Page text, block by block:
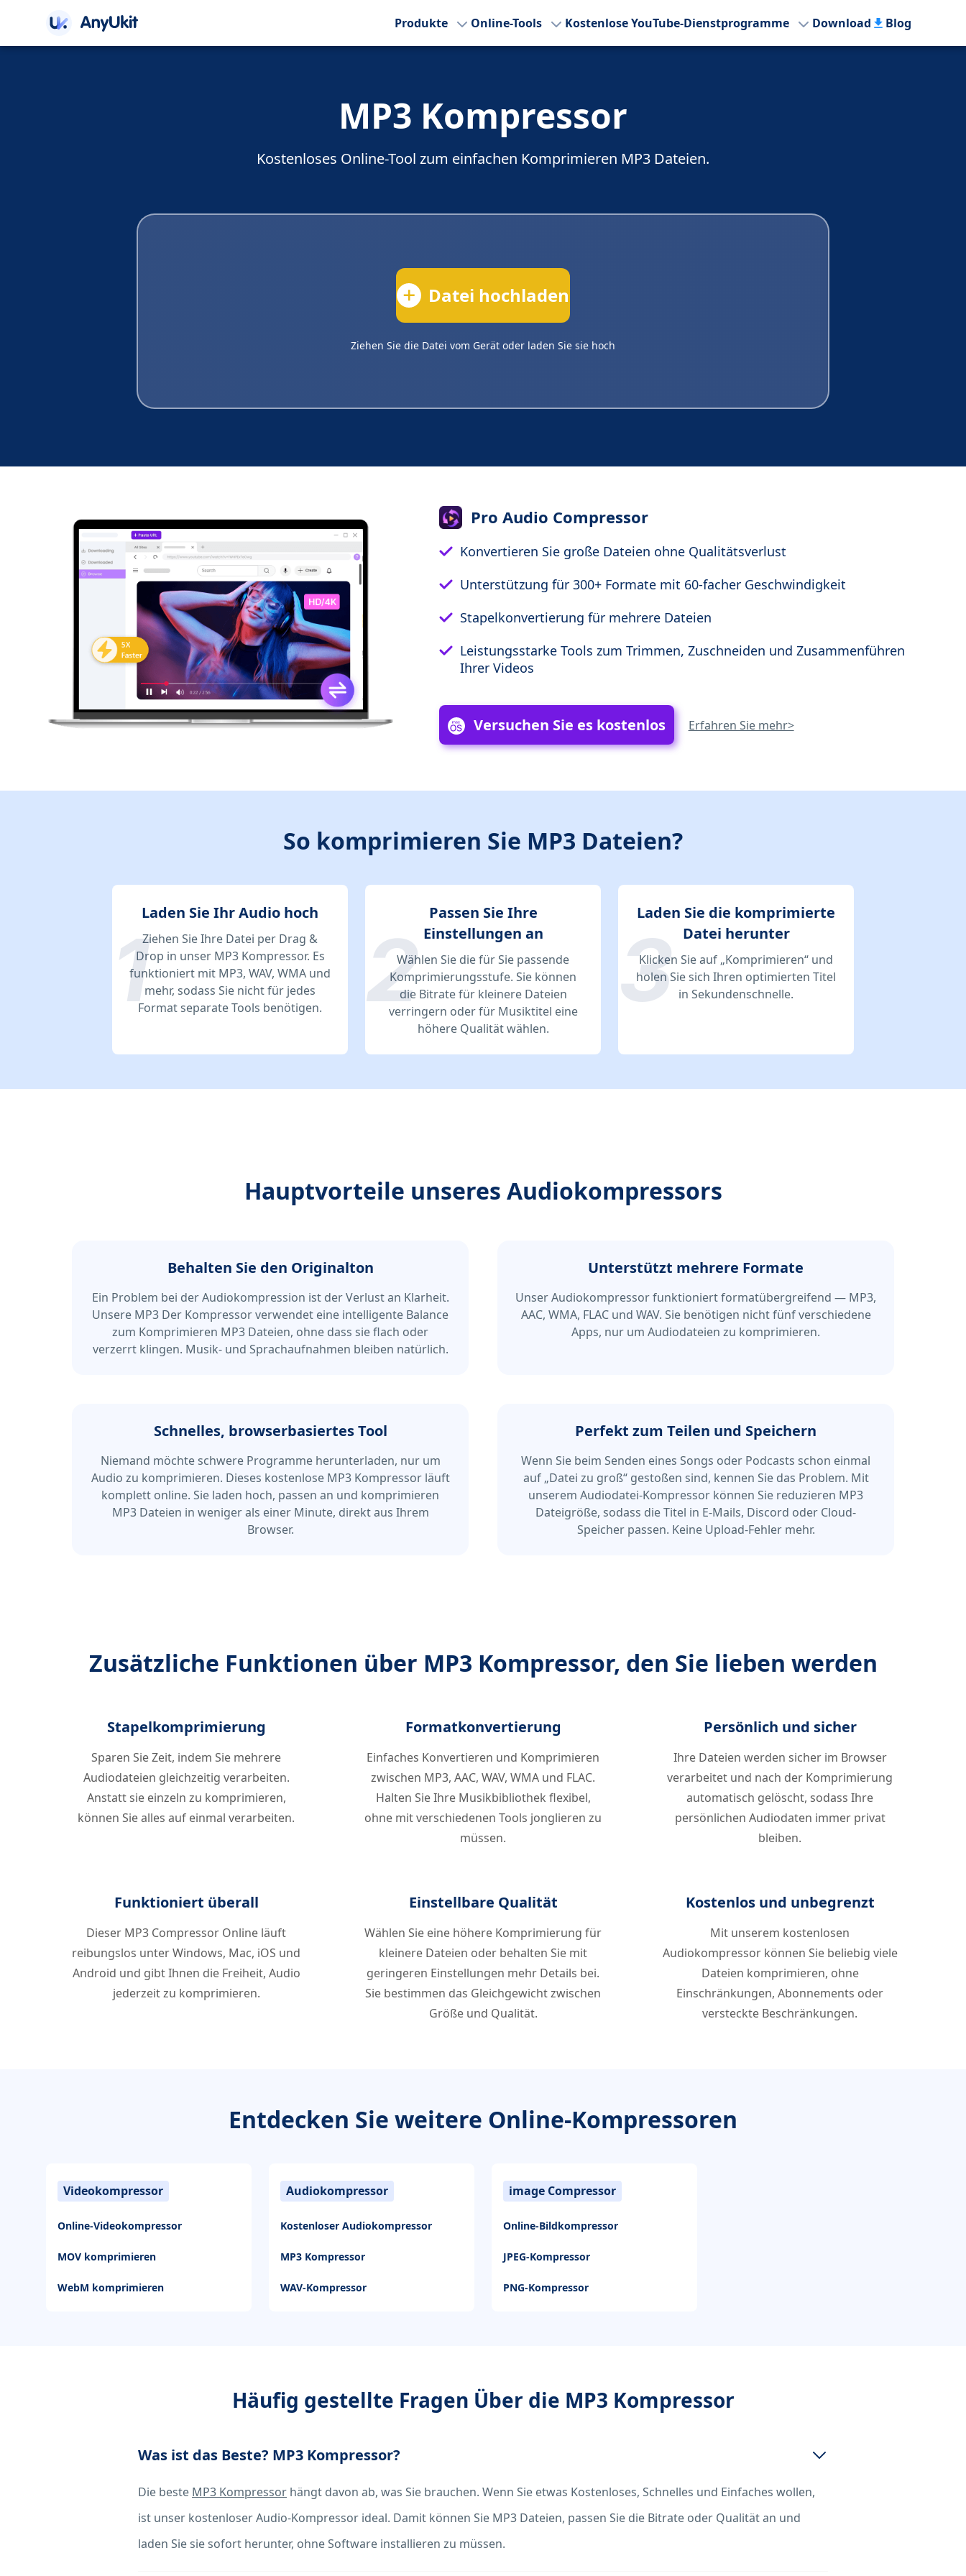
Produkte Online-Tools Kostenlose YouTube-Dienstprogramme Download Blog
MP3 Kompressor
Kostenloses Online-Tool zum einfachen Komprimieren MP3 Dateien.
Datei hochladen
Ziehen Sie die Datei vom Gerät oder laden Sie sie hoch
Pro Audio Compressor
Konvertieren Sie große Dateien ohne Qualitätsverlust
Unterstützung für 300+ Formate mit 60-facher Geschwindigkeit
Stapelkonvertierung für mehrere Dateien
Leistungsstarke Tools zum Trimmen, Zuschneiden und Zusammenführen
Ihrer Videos
Versuchen Sie es kostenlos Erfahren Sie mehr>
So komprimieren Sie MP3 Dateien?
Laden Sie Ihr Audio hoch
Ziehen Sie Ihre Datei per Drag &
Drop in unser MP3 Kompressor. Es
funktioniert mit MP3, WAV, WMA und
mehr, sodass Sie nicht für jedes
Format separate Tools benötigen.
Passen Sie Ihre
Einstellungen an
Wählen Sie die für Sie passende
Komprimierungsstufe. Sie können
die Bitrate für kleinere Dateien
verringern oder für Musiktitel eine
höhere Qualität wählen.
Laden Sie die komprimierte
Datei herunter
Klicken Sie auf „Komprimieren“ und
holen Sie sich Ihren optimierten Titel
in Sekundenschnelle.
Hauptvorteile unseres Audiokompressors
Behalten Sie den Originalton
Ein Problem bei der Audiokompression ist der Verlust an Klarheit.
Unsere MP3 Der Kompressor verwendet eine intelligente Balance
zum Komprimieren MP3 Dateien, ohne dass sie flach oder
verzerrt klingen. Musik- und Sprachaufnahmen bleiben natürlich.
Unterstützt mehrere Formate
Unser Audiokompressor funktioniert formatübergreifend — MP3,
AAC, WMA, FLAC und WAV. Sie benötigen nicht fünf verschiedene
Apps, nur um Audiodateien zu komprimieren.
Schnelles, browserbasiertes Tool
Niemand möchte schwere Programme herunterladen, nur um
Audio zu komprimieren. Dieses kostenlose MP3 Kompressor läuft
komplett online. Sie laden hoch, passen an und komprimieren
MP3 Dateien in weniger als einer Minute, direkt aus Ihrem
Browser.
Perfekt zum Teilen und Speichern
Wenn Sie beim Senden eines Songs oder Podcasts schon einmal
auf „Datei zu groß“ gestoßen sind, kennen Sie das Problem. Mit
unserem Audiodatei-Kompressor können Sie reduzieren MP3
Dateigröße, sodass die Titel in E-Mails, Discord oder Cloud-
Speicher passen. Keine Upload-Fehler mehr.
Zusätzliche Funktionen über MP3 Kompressor, den Sie lieben werden
Stapelkomprimierung
Sparen Sie Zeit, indem Sie mehrere
Audiodateien gleichzeitig verarbeiten.
Anstatt sie einzeln zu komprimieren,
können Sie alles auf einmal verarbeiten.
Formatkonvertierung
Einfaches Konvertieren und Komprimieren
zwischen MP3, AAC, WAV, WMA und FLAC.
Halten Sie Ihre Musikbibliothek flexibel,
ohne mit verschiedenen Tools jonglieren zu
müssen.
Persönlich und sicher
Ihre Dateien werden sicher im Browser
verarbeitet und nach der Komprimierung
automatisch gelöscht, sodass Ihre
persönlichen Audiodaten immer privat
bleiben.
Funktioniert überall
Dieser MP3 Compressor Online läuft
reibungslos unter Windows, Mac, iOS und
Android und gibt Ihnen die Freiheit, Audio
jederzeit zu komprimieren.
Einstellbare Qualität
Wählen Sie eine höhere Komprimierung für
kleinere Dateien oder behalten Sie mit
geringeren Einstellungen mehr Details bei.
Sie bestimmen das Gleichgewicht zwischen
Größe und Qualität.
Kostenlos und unbegrenzt
Mit unserem kostenlosen
Audiokompressor können Sie beliebig viele
Dateien komprimieren, ohne
Einschränkungen, Abonnements oder
versteckte Beschränkungen.
Entdecken Sie weitere Online-Kompressoren
Videokompressor
Online-Videokompressor
MOV komprimieren
WebM komprimieren
Audiokompressor
Kostenloser Audiokompressor
MP3 Kompressor
WAV-Kompressor
image Compressor
Online-Bildkompressor
JPEG-Kompressor
PNG-Kompressor
Häufig gestellte Fragen Über die MP3 Kompressor
Was ist das Beste? MP3 Kompressor?
Die beste MP3 Kompressor hängt davon ab, was Sie brauchen. Wenn Sie etwas Kostenloses, Schnelles und Einfaches wollen,
ist unser kostenloser Audio-Kompressor ideal. Damit können Sie MP3 Dateien, passen Sie die Bitrate oder Qualität an und
laden Sie sie sofort herunter, ohne Software installieren zu müssen.